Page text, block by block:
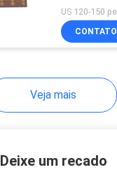
BT
CONTATO
Veja mais
Deixe um recado